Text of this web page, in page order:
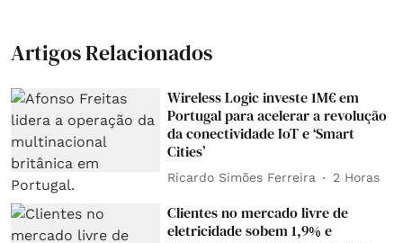
Artigos Relacionados
Wireless Logic investe 1M€ em
Portugal para acelerar a revolução
da conectividade IoT e ‘Smart
Cities’
Ricardo Simões Ferreira 2 Horas
Clientes no mercado livre de
eletricidade sobem 1,9% e